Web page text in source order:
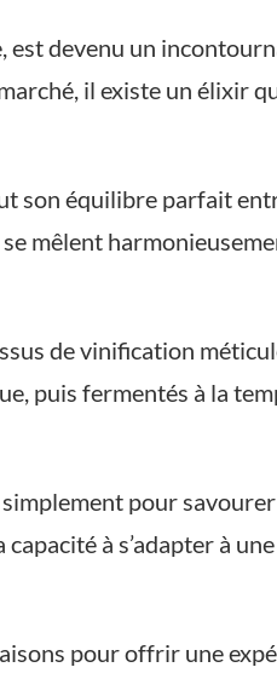
devenu un
il existe un élixir
son équilibre parfait
mêlent
de vinification
puis fermentés à la
pour
à s’adapter à
pour offrir une